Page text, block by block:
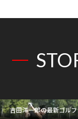
吉田洋一郎の最新ゴル